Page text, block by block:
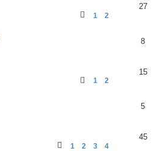
1 2
27
8
1 2
15
5
1 2 3 4
45